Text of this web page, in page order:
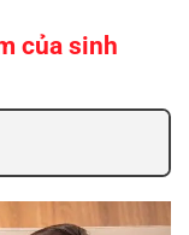
của sinh